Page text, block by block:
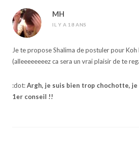
MH
IL Y A 18 ANS
Je te propose Shalima de postuler pour Koh
(alleeeeeeeez ca sera un vrai plaisir de te
:dot:Argh, je suis bien trop chochotte, je
1er conseil !!